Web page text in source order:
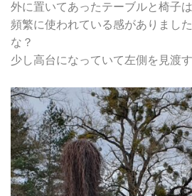
外に置いてあったテーブルと椅子
頻繁に使われている感がありまし
な？
少し高台になっていて左側を見渡す